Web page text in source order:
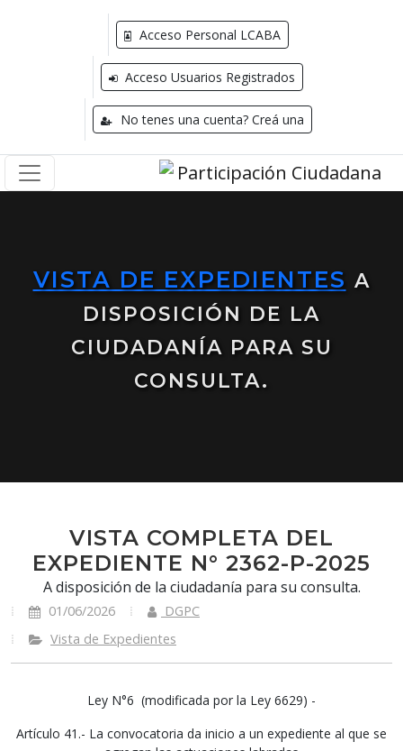
Acceso Personal LCABA
Acceso Usuarios Registrados
No tenes una cuenta? Creá una
VISTA DE EXPEDIENTES A
DISPOSICIÓN DE LA
CIUDADANÍA PARA SU
CONSULTA.
VISTA COMPLETA DEL
EXPEDIENTE N° 2362-P-2025
A disposición de la ciudadanía para su consulta.
01/06/2026
DGPC
Vista de Expedientes
Ley N°6 (modificada por la Ley 6629) -
Artículo 41.- La convocatoria da inicio a un expediente al que se